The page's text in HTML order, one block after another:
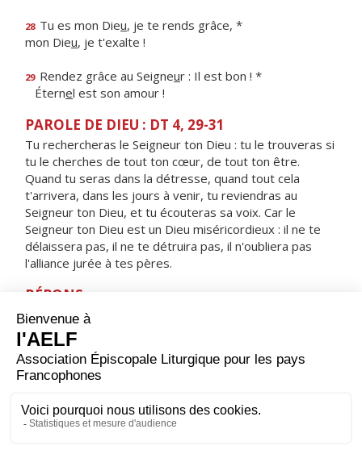
28 Tu es mon Dieu, je te rends grâce, *
mon Dieu, je t'exalte !
29 Rendez grâce au Seigneur : Il est bon ! *
Éternel est son amour !
PAROLE DE DIEU : DT 4, 29-31
Tu rechercheras le Seigneur ton Dieu : tu le trouveras si
tu le cherches de tout ton cœur, de tout ton être.
Quand tu seras dans la détresse, quand tout cela
t'arrivera, dans les jours à venir, tu reviendras au
Seigneur ton Dieu, et tu écouteras sa voix. Car le
Seigneur ton Dieu est un Dieu miséricordieux : il ne te
délaissera pas, il ne te détruira pas, il n'oubliera pas
l'alliance jurée à tes pères.
RÉPONS
V/ Le sacrifice qui plaît à Dieu, c'est un esprit brisé :
ne repousse pas, mon Dieu, un cœur brisé, broyé.
ORAISON
Accorde-nous, Dieu tout-puissant, tout au long de ce
Christ et de nous ouvrir à sa lumière par une vie de plus